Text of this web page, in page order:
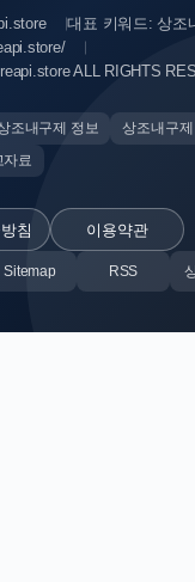
대표 키워드: 상조
ALL RIGHTS
조내구제 정보
상조내구
자료
침 이용약관
Sitemap RSS